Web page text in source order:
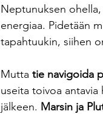
Neptunuksen ohella,
energiaa. Pidetään
tapahtuukin, siihen
Mutta tie navigoida
useita toivoa antavia
jälkeen. Marsin ja